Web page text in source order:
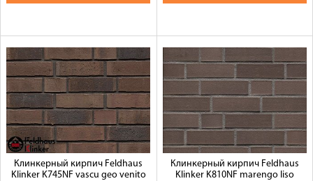
Клинкерный кирпич Feldhaus
Klinker K745NF vascu geo venito
Клинкерный кирпич Feldhaus
Klinker K810NF marengo liso